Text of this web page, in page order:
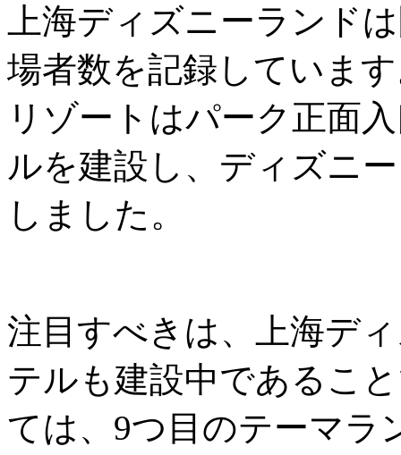
上海ディズニーランド
場者数を記録していま
リゾートはパーク正面
ルを建設し、ディズニ
しました。
注目すべきは、上海デ
テルも建設中であるこ
ては、9つ目のテーマラ